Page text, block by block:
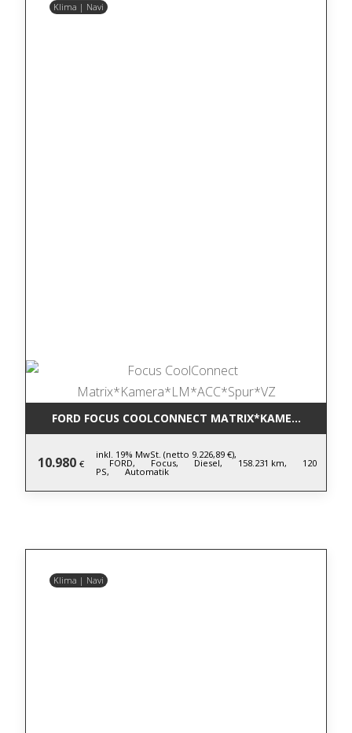
Klima | Navi
FORD FOCUS COOLCONNECT
10.980 €
inkl. 19% MwSt. (netto 9.226,89 €),
FORD, Focus, Diesel, 158.231 km, 120
PS, Automatik
Klima | Navi